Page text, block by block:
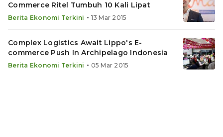
Commerce Ritel Tumbuh 10 Kali Lipat
Berita Ekonomi Terkini • 13 Mar 2015
Complex Logistics Await Lippo's E-
commerce Push In Archipelago Indonesia
Berita Ekonomi Terkini • 05 Mar 2015